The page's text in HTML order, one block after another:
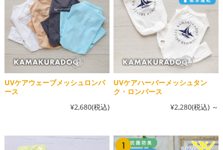
UVケアウェーブメッシュロンパ
ース
¥2,680(税込)
UVケアハーバーメッシュタン
ク・ロンパース
¥2,280(税込) ～